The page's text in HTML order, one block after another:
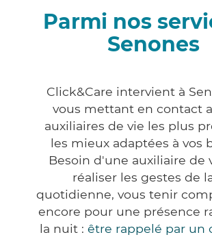
Parmi nos
Senones
Click&Care intervient à
vous mettant en contact
auxiliaires de vie les plus
les mieux adaptées à vos
Besoin d'une auxiliaire de
réaliser les gestes de
quotidienne, vous tenir
encore pour une présence
la nuit : être rappelé par un